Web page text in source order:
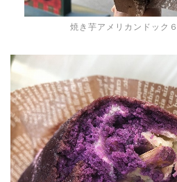
焼き芋アメリカンドック